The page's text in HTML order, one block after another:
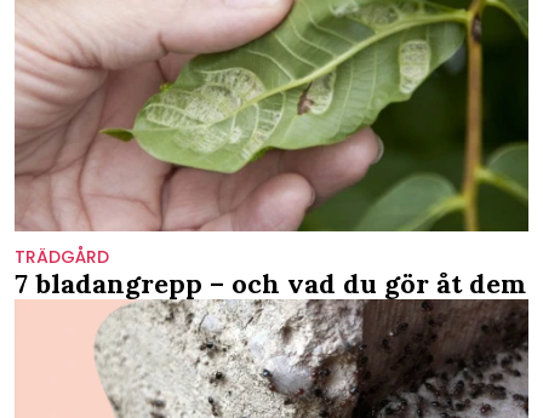
TRÄDGÅRD
7 bladangrepp – och vad du gör åt dem